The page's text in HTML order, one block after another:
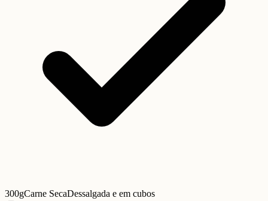
300gCarne SecaDessalgada e em cubos